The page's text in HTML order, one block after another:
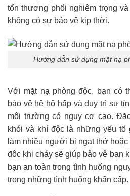
tổn thương phổi nghiêm trọng
không có sự bảo vệ kịp thời.
Hướng dẫn sử dụng mặt nạ
Với mặt nạ phòng độc, bạn có
bảo vệ hệ hô hấp và duy trì sự
môi trường có nguy cơ cao.
khói và khí độc là những yếu tố
làm nhiều người bị ngạt thở hoặc
độc khi cháy sẽ giúp bảo vệ bạn
bạn an toàn trong tình huống
trong những tình huống khẩn cấp.